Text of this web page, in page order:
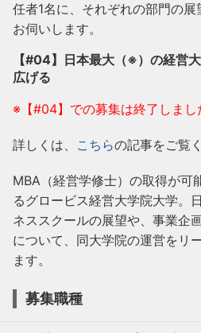
任者1名に、それぞれの部門の
お伺いします。
【#04】日本最大（※）の経営
広げる
※【#04】での募集は終了しまし
詳しくは、 こちらの記事をご覧
MBA（経営学修士）の取得が可
るグロービス経営大学院大学。
ネススクールの展望や、事業企
について、同大学院の運営をリ
ます。
募集職種